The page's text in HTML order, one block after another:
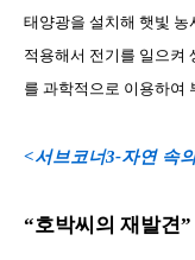
태양광을 설치해 햇빛
적용해서 전기를 일으켜
를 과학적으로 이용하여
<서브코너3-자연 속
“호박씨의 재발견”